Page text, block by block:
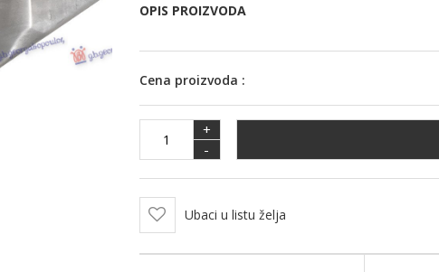
OPIS PROIZVODA
Cena proizvoda :
+
-
Ubaci u listu želja